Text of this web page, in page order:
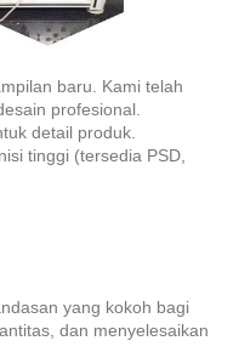
baru. Kami telah
profesional.
detail produk.
tinggi (tersedia PSD,
yang kokoh bagi
dan menyelesaikan